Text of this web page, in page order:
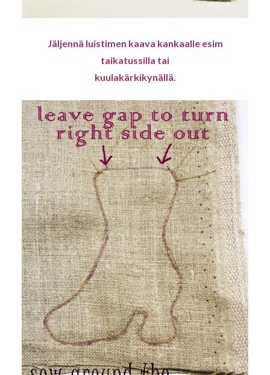
Jäljennä luistimen kaava kankaalle esim
taikatussilla tai
kuulakärkikynällä.